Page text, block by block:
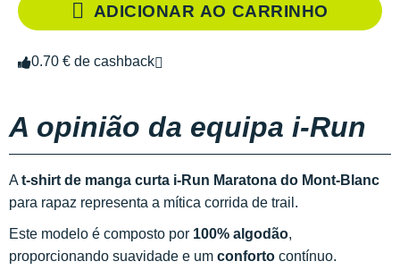
ADICIONAR AO CARRINHO
0.70 € de cashback
A opinião da equipa i-Run
A t-shirt de manga curta i-Run Maratona do Mont-Blanc
para rapaz representa a mítica corrida de trail.
Este modelo é composto por 100% algodão,
proporcionando suavidade e um conforto contínuo.